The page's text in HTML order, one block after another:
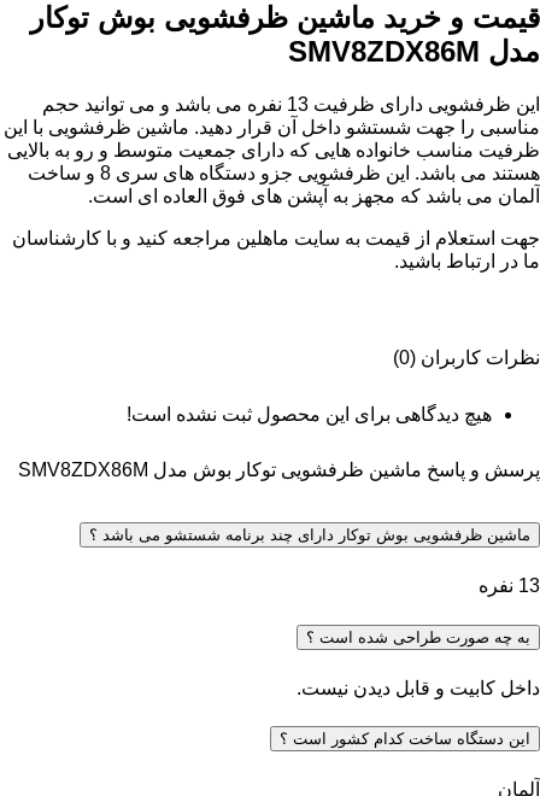
قیمت و خرید ماشین ظرفشویی بوش توکار
مدل SMV8ZDX86M
این ظرفشویی دارای ظرفیت 13 نفره می باشد و می توانید حجم
مناسبی را جهت شستشو داخل آن قرار دهید. ماشین ظرفشویی با این
ظرفیت مناسب خانواده هایی که دارای جمعیت متوسط و رو به بالایی
هستند می باشد. این ظرفشویی جزو دستگاه های سری 8 و ساخت
آلمان می باشد که مجهز به آپشن های فوق العاده ای است.
جهت استعلام از قیمت به سایت ماهلین مراجعه کنید و با کارشناسان
ما در ارتباط باشید.
نظرات کاربران (0)
هیچ دیدگاهی برای این محصول ثبت نشده است!
پرسش و پاسخ ماشین ظرفشویی توکار بوش مدل SMV8ZDX86M
ماشین ظرفشویی بوش توکار دارای چند برنامه شستشو می باشد ؟
13 نفره
به چه صورت طراحی شده است ؟
داخل کابیت و قابل دیدن نیست.
این دستگاه ساخت کدام کشور است ؟
آلمان